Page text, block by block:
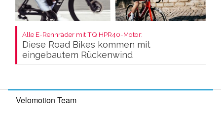
Alle E-Rennräder mit TQ HPR40-Motor:
Diese Road Bikes kommen mit
eingebautem Rückenwind
Velomotion Team